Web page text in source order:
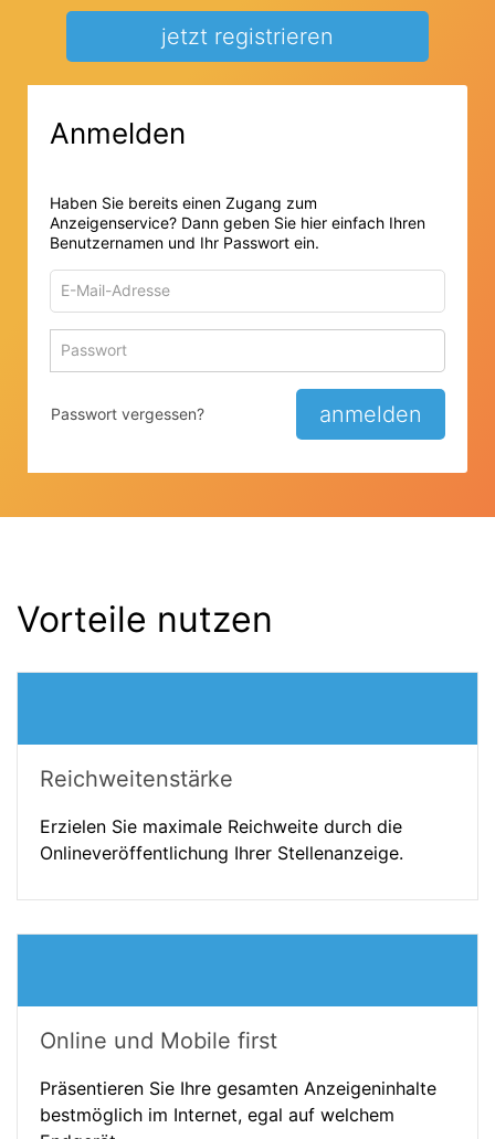
jetzt registrieren
Anmelden
Haben Sie bereits einen Zugang zum
Anzeigenservice? Dann geben Sie hier einfach Ihren
Benutzernamen und Ihr Passwort ein.
Adresse
zum
Anmelden
anmelden
Passwort vergessen?
Vorteile nutzen
Reichweitenstärke
Erzielen Sie maximale Reichweite durch die
Onlineveröffentlichung Ihrer Stellenanzeige.
Online und Mobile first
Präsentieren Sie Ihre gesamten Anzeigeninhalte
bestmöglich im Internet, egal auf welchem